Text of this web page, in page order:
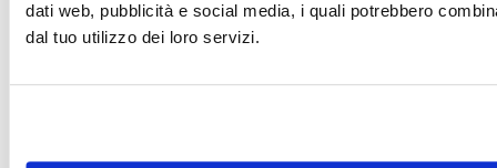
dati web, pubblicità e social media, i quali potrebbero
dal tuo utilizzo dei loro servizi.